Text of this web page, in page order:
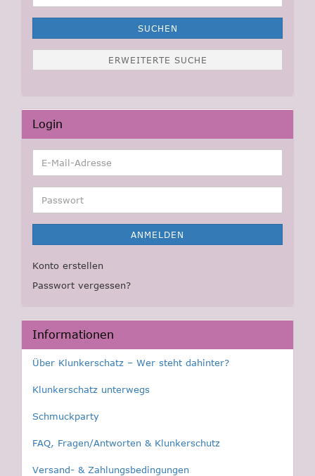
SUCHEN
ERWEITERTE SUCHE
Login
E-
Mail-
Adresse
Passwort
ANMELDEN
Konto erstellen
Passwort vergessen?
Informationen
Über Klunkerschatz – Wer steht dahinter?
Klunkerschatz unterwegs
Schmuckparty
FAQ, Fragen/Antworten & Klunkerschutz
Versand- & Zahlungsbedingungen